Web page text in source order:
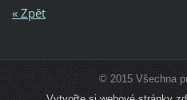
« Zpět
© 2015 Všechna